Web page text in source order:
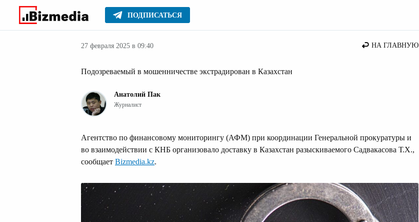
ПОДПИСАТЬСЯ
Главное Новости Новости Казахстана
27 февраля 2025 в 09:40 НА ГЛАВНУЮ
Подозреваемый в мошенничестве экстрадирован в Казахстан
Анатолий Пак
Журналист
Агентство по финансовому мониторингу (АФМ) при координации Генеральной прокуратуры и
во взаимодействии с КНБ организовало доставку в Казахстан разыскиваемого Садвакасова Т.Х.,
сообщает Bizmedia.kz.